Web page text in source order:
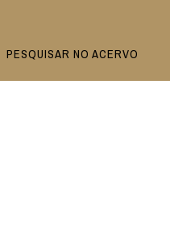
PESQUISAR NO ACERVO